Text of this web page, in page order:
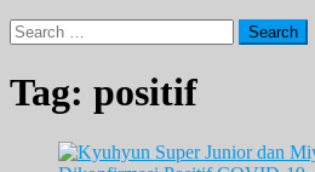
Search
for:
Tag: positif